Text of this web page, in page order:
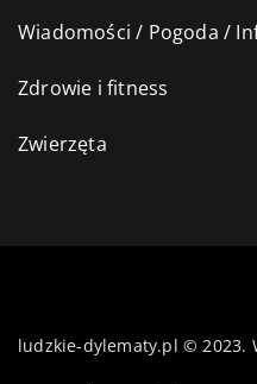
Wiadomości / Pogoda /
Zdrowie i fitness
Zwierzęta
ludzkie-dylematy.pl © 2023.